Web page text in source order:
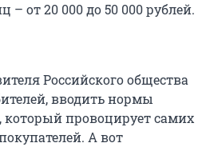
от 20 000 до 50 000 рублей.
Российского общества
вводить нормы
который провоцирует самих
А вот